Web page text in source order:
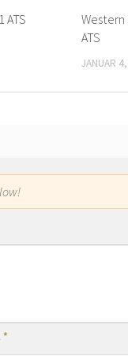
ATS
Western
ATS
JANUAR
*